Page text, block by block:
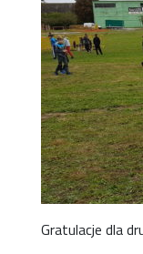
Gratulacje dla